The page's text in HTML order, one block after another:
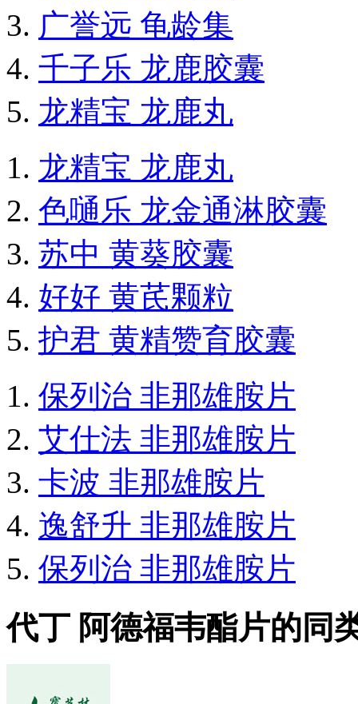
广誉远 龟龄集
千子乐 龙鹿胶囊
龙精宝 龙鹿丸
龙精宝 龙鹿丸
色嗵乐 龙金通淋胶囊
苏中 黄葵胶囊
好好 黄芪颗粒
护君 黄精赞育胶囊
保列治 非那雄胺片
艾仕法 非那雄胺片
卡波 非那雄胺片
逸舒升 非那雄胺片
保列治 非那雄胺片
代丁 阿德福韦酯片的同